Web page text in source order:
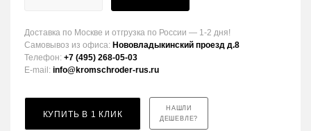
Доставка по Москве и отгрузка по России — 1-2 дня!
Самовывоз из офиса: Нововладыкинский проезд д.8
Телефон: +7 (495) 268-05-03
E-mail: info@kromschroder-rus.ru
КУПИТЬ В 1 КЛИК
НАШЛИ
ДЕШЕВЛЕ?